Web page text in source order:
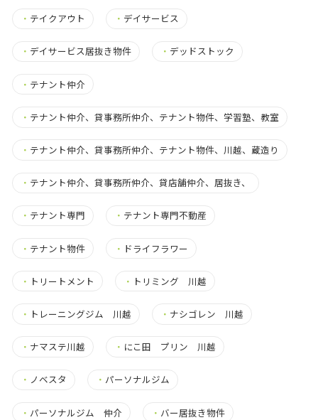
・ テイクアウト ・ デイサービス
・ デイサービス居抜き物件 ・ デッドストック
・ テナント仲介
・ テナント仲介、貸事務所仲介、テナント物件、学習塾、教室
・ テナント仲介、貸事務所仲介、テナント物件、川越、蔵造り
・ テナント仲介、貸事務所仲介、貸店舗仲介、居抜き、
・ テナント専門 ・ テナント専門不動産
・ テナント物件 ・ ドライフラワー
・ トリートメント ・ トリミング 川越
・ トレーニングジム 川越 ・ ナシゴレン 川越
・ ナマステ川越 ・ にこ田 プリン 川越
・ ノベスタ ・ パーソナルジム
・ パーソナルジム 仲介 ・ バー居抜き物件